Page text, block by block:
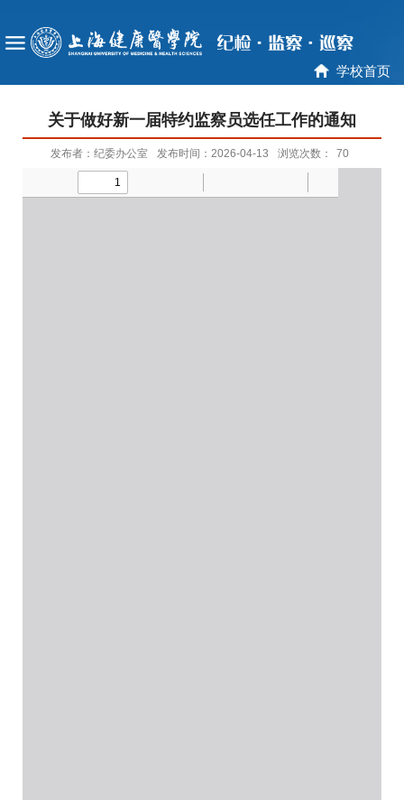
学校首页
关于做好新一届特约监察员选任工作的通知
发布者：纪委办公室 发布时间：2026-04-13 浏览次数： 70